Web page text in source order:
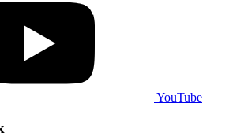
YouTube